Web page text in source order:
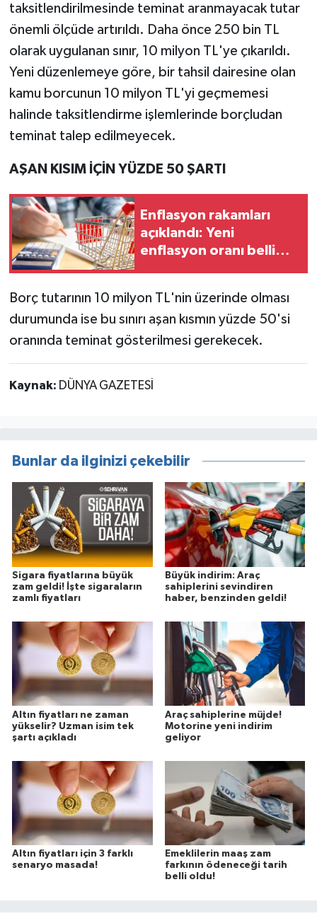
taksitlendirilmesinde teminat aranmayacak tutar
önemli ölçüde artırıldı. Daha önce 250 bin TL
olarak uygulanan sınır, 10 milyon TL'ye çıkarıldı.
Yeni düzenlemeye göre, bir tahsil dairesine olan
kamu borcunun 10 milyon TL'yi geçmemesi
halinde taksitlendirme işlemlerinde borçludan
teminat talep edilmeyecek.
AŞAN KISIM İÇİN YÜZDE 50 ŞARTI
Enflasyon rakamları
açıklandı: Yeni
enflasyon oranı belli
Borç tutarının 10 milyon TL'nin üzerinde olması
durumunda ise bu sınırı aşan kısmın yüzde 50'si
oranında teminat gösterilmesi gerekecek.
Kaynak: DÜNYA GAZETESİ
Bunlar da ilginizi çekebilir
Sigara fiyatlarına büyük
zam geldi! İşte sigaraların
zamlı fiyatları
Büyük indirim: Araç
sahiplerini sevindiren
haber, benzinden geldi!
Altın fiyatları ne zaman
yükselir? Uzman isim tek
şartı açıkladı
Araç sahiplerine müjde!
Motorine yeni indirim
geliyor
Altın fiyatları için 3 farklı
senaryo masada!
Emeklilerin maaş zam
farkının ödeneceği tarih
belli oldu!